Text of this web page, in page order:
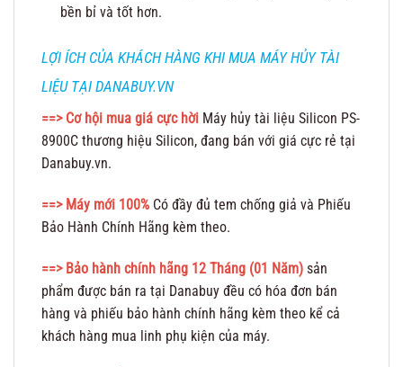
bền bỉ và tốt hơn.
LỢI ÍCH CỦA KHÁCH HÀNG KHI MUA MÁY HỦY TÀI
LIỆU TẠI DANABUY.VN
==> Cơ hội mua giá cực hời Máy hủy tài liệu Silicon PS-
8900C thương hiệu Silicon, đang bán với giá cực rẻ tại
Danabuy.vn.
==> Máy mới 100% Có đầy đủ tem chống giả và Phiếu
Bảo Hành Chính Hãng kèm theo.
==> Bảo hành chính hãng 12 Tháng (01 Năm) sản
phẩm được bán ra tại Danabuy đều có hóa đơn bán
hàng và phiếu bảo hành chính hãng kèm theo kể cả
khách hàng mua linh phụ kiện của máy.